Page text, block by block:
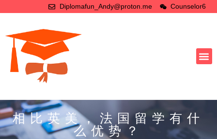
Diplomafun_Andy@proton.me Counselor6
相比英美，法国留学有什
么优势？